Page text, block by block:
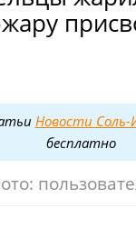
Новости Соль-
бесплатно